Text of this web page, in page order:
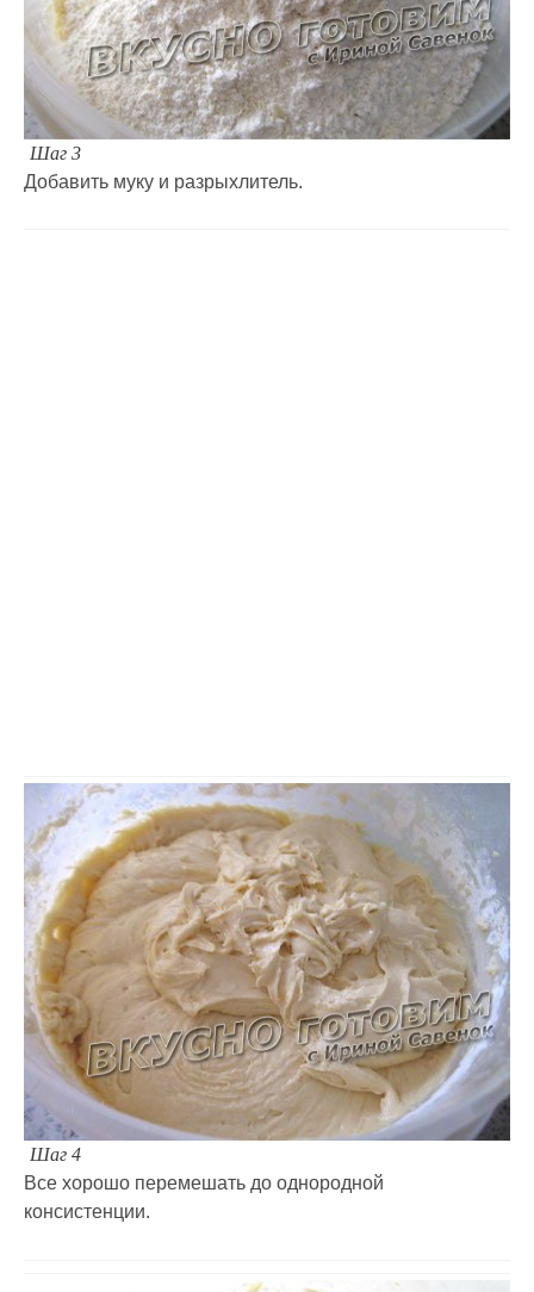
Шаг 3
Добавить муку и разрыхлитель.
Шаг 4
Все хорошо перемешать до однородной
консистенции.